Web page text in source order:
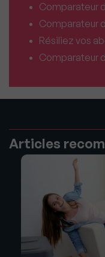
Comparateur
Comparateur
Résiliez vos
Comparateur
Articles